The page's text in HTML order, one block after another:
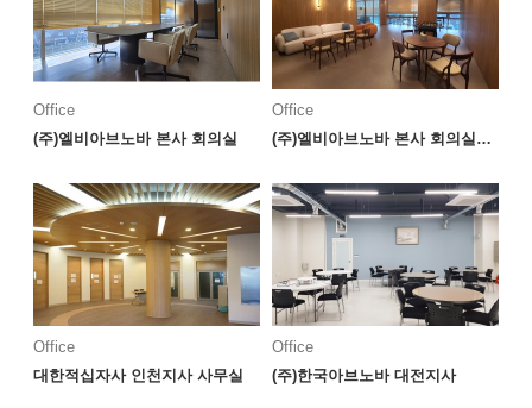
Office
(주)엘비아브노바 본사 회의실
Office
(주)엘비아브노바 본사 회의실&라운지
Office
대한적십자사 인천지사 사무실
Office
(주)한국아브노바 대전지사